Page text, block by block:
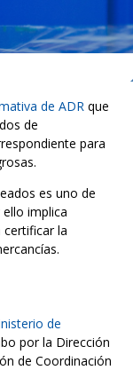
de ADR que
de
para
es uno de
implica
la
de
por la Dirección
de Coordinación